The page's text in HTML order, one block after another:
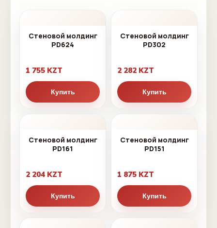
Стеновой молдинг
PD624
1 755 KZT
Купить
Стеновой молдинг
PD302
2 282 KZT
Купить
Стеновой молдинг
PD161
2 204 KZT
Купить
Стеновой молдинг
PD151
1 875 KZT
Купить